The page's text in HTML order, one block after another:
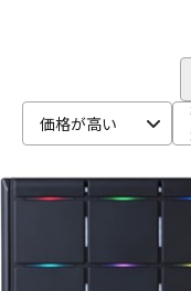
価格が高い